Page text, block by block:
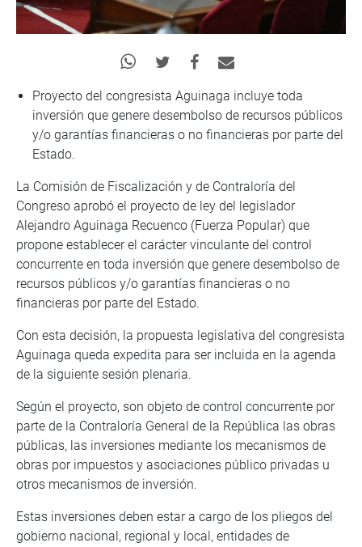
Proyecto del congresista Aguinaga incluye toda
inversión que genere desembolso de recursos públicos
y/o garantías financieras o no financieras por parte del
Estado.
La Comisión de Fiscalización y de Contraloría del
Congreso aprobó el proyecto de ley del legislador
Alejandro Aguinaga Recuenco (Fuerza Popular) que
propone establecer el carácter vinculante del control
concurrente en toda inversión que genere desembolso de
recursos públicos y/o garantías financieras o no
financieras por parte del Estado.
Con esta decisión, la propuesta legislativa del congresista
Aguinaga queda expedita para ser incluida en la agenda
de la siguiente sesión plenaria.
Según el proyecto, son objeto de control concurrente por
parte de la Contraloría General de la República las obras
públicas, las inversiones mediante los mecanismos de
obras por impuestos y asociaciones público privadas u
otros mecanismos de inversión.
Estas inversiones deben estar a cargo de los pliegos del
gobierno nacional, regional y local, entidades de